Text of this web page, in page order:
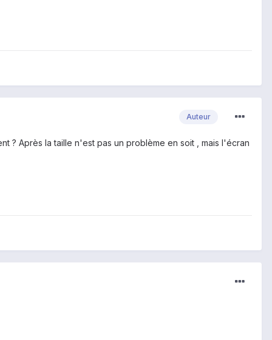
Auteur
? Après la taille n'est pas un problème en soit , mais l'écran